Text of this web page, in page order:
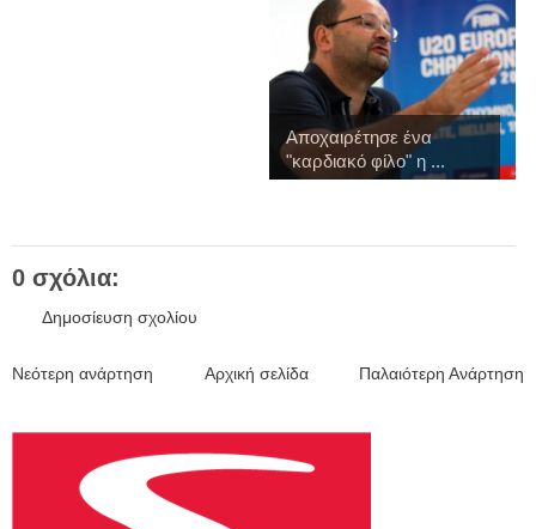
Αποχαιρέτησε ένα
"καρδιακό φίλο" η ...
0 σχόλια:
Δημοσίευση σχολίου
Νεότερη ανάρτηση Παλαιότερη Ανάρτηση
Αρχική σελίδα